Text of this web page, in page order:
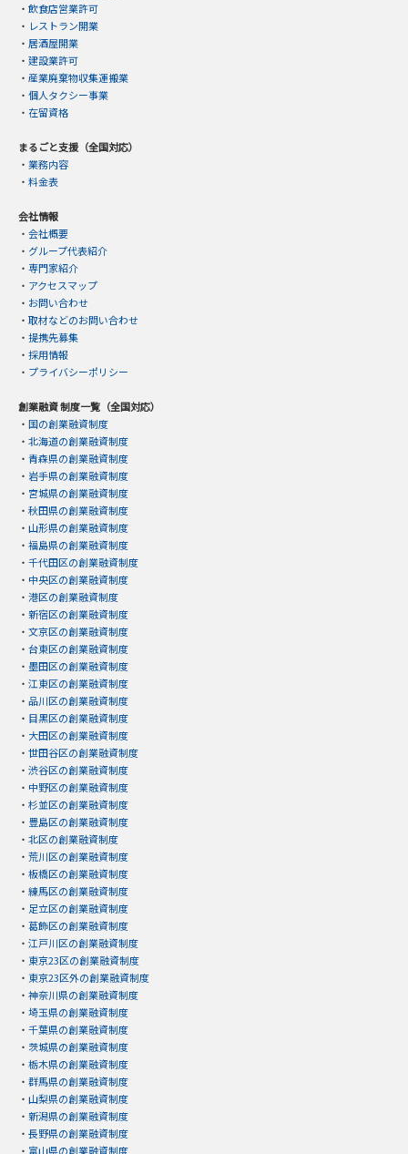
・ 飲食店営業許可
・ レストラン開業
・ 居酒屋開業
・ 建設業許可
・ 産業廃棄物収集運搬業
・ 個人タクシー事業
・ 在留資格
まるごと支援（全国対応）
・ 業務内容
・ 料金表
会社情報
・ 会社概要
・ グループ代表紹介
・ 専門家紹介
・ アクセスマップ
・ お問い合わせ
・ 取材などのお問い合わせ
・ 提携先募集
・ 採用情報
・ プライバシーポリシー
創業融資 制度一覧（全国対応）
・ 国の創業融資制度
・ 北海道の創業融資制度
・ 青森県の創業融資制度
・ 岩手県の創業融資制度
・ 宮城県の創業融資制度
・ 秋田県の創業融資制度
・ 山形県の創業融資制度
・ 福島県の創業融資制度
・ 千代田区の創業融資制度
・ 中央区の創業融資制度
・ 港区の創業融資制度
・ 新宿区の創業融資制度
・ 文京区の創業融資制度
・ 台東区の創業融資制度
・ 墨田区の創業融資制度
・ 江東区の創業融資制度
・ 品川区の創業融資制度
・ 目黒区の創業融資制度
・ 大田区の創業融資制度
・ 世田谷区の創業融資制度
・ 渋谷区の創業融資制度
・ 中野区の創業融資制度
・ 杉並区の創業融資制度
・ 豊島区の創業融資制度
・ 北区の創業融資制度
・ 荒川区の創業融資制度
・ 板橋区の創業融資制度
・ 練馬区の創業融資制度
・ 足立区の創業融資制度
・ 葛飾区の創業融資制度
・ 江戸川区の創業融資制度
・ 東京23区の創業融資制度
・ 東京23区外の創業融資制度
・ 神奈川県の創業融資制度
・ 埼玉県の創業融資制度
・ 千葉県の創業融資制度
・ 茨城県の創業融資制度
・ 栃木県の創業融資制度
・ 群馬県の創業融資制度
・ 山梨県の創業融資制度
・ 新潟県の創業融資制度
・ 長野県の創業融資制度
・ 富山県の創業融資制度